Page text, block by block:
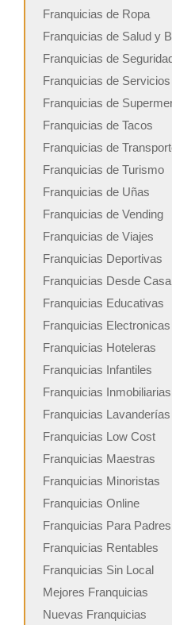
Franquicias de Ropa
Franquicias de Salud y
Franquicias de Seguridad
Franquicias de
Franquicias de
Franquicias de Tacos
Franquicias de
Franquicias de Turismo
Franquicias de Uñas
Franquicias de Vending
Franquicias de Viajes
Franquicias Deportivas
Franquicias Desde Casa
Franquicias Educativas
Franquicias Electronicas
Franquicias Hoteleras
Franquicias Infantiles
Franquicias Inmobiliarias
Franquicias Lavanderías
Franquicias Low Cost
Franquicias Maestras
Franquicias Minoristas
Franquicias Online
Franquicias Para Padres
Franquicias Rentables
Franquicias Sin Local
Mejores Franquicias
Nuevas Franquicias